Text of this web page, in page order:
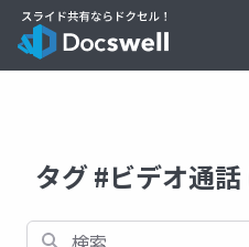
タグ #ビデオ通
検索